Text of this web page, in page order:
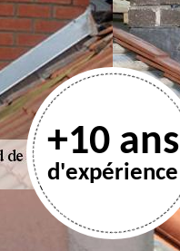
+10 ans
d'expérience